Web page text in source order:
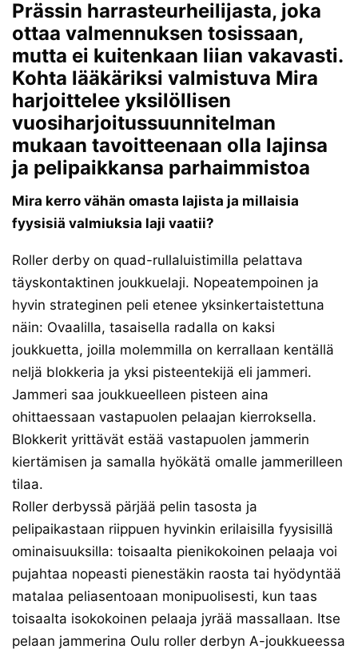
Prässin harrasteurheilijasta, joka
ottaa valmennuksen tosissaan,
mutta ei kuitenkaan liian vakavasti.
Kohta lääkäriksi valmistuva Mira
harjoittelee yksilöllisen
vuosiharjoitussuunnitelman
mukaan tavoitteenaan olla lajinsa
ja pelipaikkansa parhaimmistoa
Mira kerro vähän omasta lajista ja millaisia
fyysisiä valmiuksia laji vaatii?
Roller derby on quad-rullaluistimilla pelattava
täyskontaktinen joukkuelaji. Nopeatempoinen ja
hyvin strateginen peli etenee yksinkertaistettuna
näin: Ovaalilla, tasaisella radalla on kaksi
joukkuetta, joilla molemmilla on kerrallaan kentällä
neljä blokkeria ja yksi pisteentekijä eli jammeri.
Jammeri saa joukkueelleen pisteen aina
ohittaessaan vastapuolen pelaajan kierroksella.
Blokkerit yrittävät estää vastapuolen jammerin
kiertämisen ja samalla hyökätä omalle jammerilleen
tilaa.
Roller derbyssä pärjää pelin tasosta ja
pelipaikastaan riippuen hyvinkin erilaisilla fyysisillä
ominaisuuksilla: toisaalta pienikokoinen pelaaja voi
pujahtaa nopeasti pienestäkin raosta tai hyödyntää
matalaa peliasentoaan monipuolisesti, kun taas
toisaalta isokokoinen pelaaja jyrää massallaan. Itse
pelaan jammerina Oulu roller derbyn A-joukkueessa